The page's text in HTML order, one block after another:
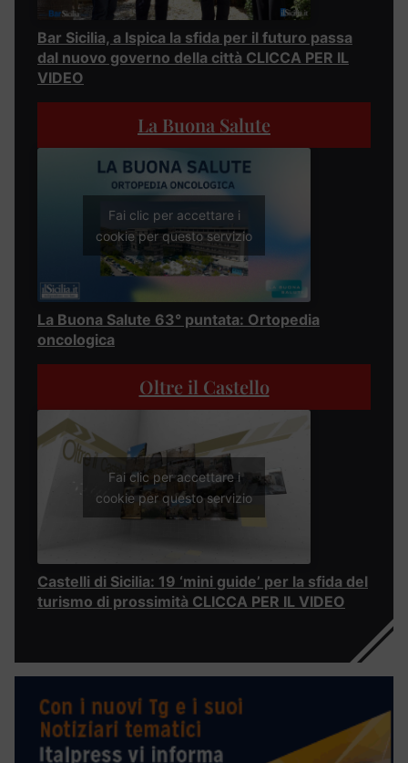
Bar Sicilia, a Ispica la sfida per il futuro passa
dal nuovo governo della città CLICCA PER IL
VIDEO
La Buona Salute
Fai clic per accettare i
cookie per questo servizio
La Buona Salute 63° puntata: Ortopedia
oncologica
Oltre il Castello
Fai clic per accettare i
cookie per questo servizio
Castelli di Sicilia: 19 ‘mini guide’ per la sfida del
turismo di prossimità CLICCA PER IL VIDEO